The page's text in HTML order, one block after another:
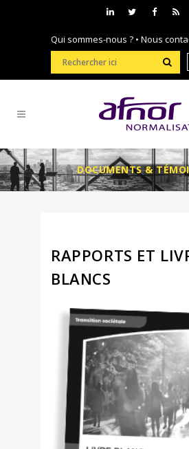
Qui sommes-nous ? • Nous
DOCUMENTS &
RAPPORTS ET
BLANCS